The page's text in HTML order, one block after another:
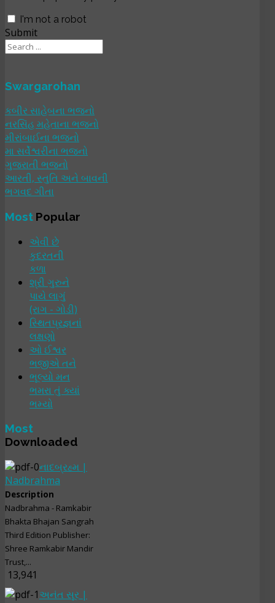
I'm not a robot
Submit
Swargarohan
કબીર સાહેબના ભજનો
નરસિંહ મહેતાના ભજનો
મીરાંબાઈના ભજનો
મા સર્વેશ્વરીના ભજનો
ગુજરાતી ભજનો
આરતી, સ્તુતિ અને બાવની
ભગવદ ગીતા
Most Popular
એવી છે
કુદરતની
કળા
શ્રી ગુરુને
પાયે લાગું
(રાગ - ગોડી)
સ્થિતપ્રજ્ઞનાં
લક્ષણો
ઓ ઈશ્વર
ભજીએ તને
ભૂલ્યો મન
ભમરા તું ક્યાં
ભમ્યો
Most
Downloaded
નાદબ્રહ્મ |
Nadbrahma
Description
Nadbrahma - Ramkabir
Bhakta Bhajan Sangrah
Third Edition Publisher:
Shree Ramkabir Mandir
Trust,...
13,941
અનંત સૂર |